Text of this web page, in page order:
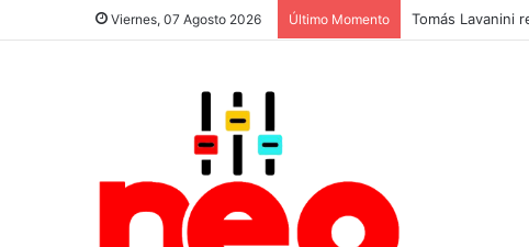
Viernes, 07 Agosto 2026 Último Momento